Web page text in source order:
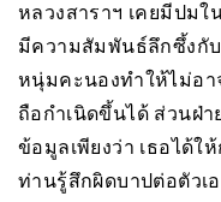
หลวงสาราฯ เคยมีปม
มีความสัมพันธ์ลึกซึ้งกั
หนุ่มคะนองทำให้ไม่อา
ถือกำเนิดขึ้นได้ ส่วนฝ่
ข้อมูลเพียงว่า เธอได้ใ
ท่านรู้สึกผิดบาปต่อตัวเ